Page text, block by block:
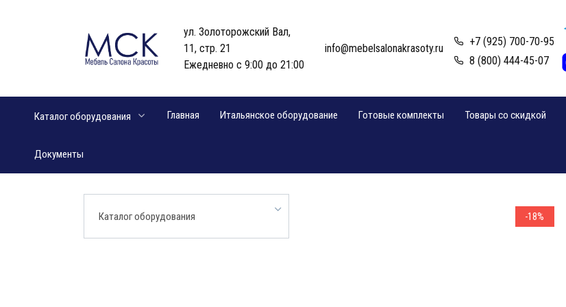
ул. Золоторожский Вал,
11, стр. 21
Ежедневно с 9:00 до 21:00
info@mebelsalonakrasoty.ru
+7 (925) 700-70-95
8 (800) 444-45-07
Каталог оборудования Главная Итальянское оборудование Готовые комплекты Товары со скидкой
Документы
-18%
Каталог оборудования